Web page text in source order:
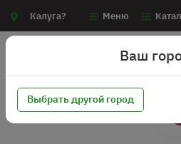
Калуга? Меню
Ваш
Выбрать другой город